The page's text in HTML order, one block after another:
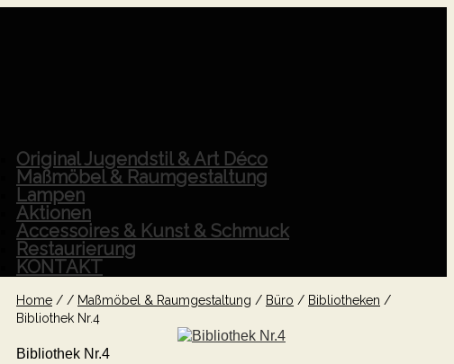
Original Jugendstil & Art Déco
Maßmöbel & Raumgestaltung
Lampen
Aktionen
Accessoires & Kunst & Schmuck
Restaurierung
KONTAKT
Home / / Maßmöbel & Raumgestaltung / Büro / Bibliotheken /
Bibliothek Nr.4
Bibliothek Nr.4